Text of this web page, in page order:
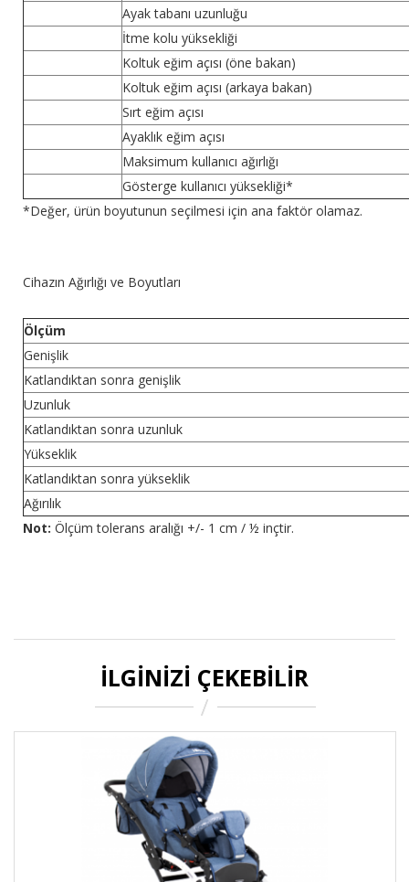
Ayak tabanı uzunluğu
İtme kolu yüksekliği
Koltuk eğim açısı (öne bakan)
Koltuk eğim açısı (arkaya bakan)
Sırt eğim açısı
Ayaklık eğim açısı
Maksimum kullanıcı ağırlığı
Gösterge kullanıcı yüksekliği*
*Değer, ürün boyutunun seçilmesi için ana faktör olamaz.
Cihazın Ağırlığı ve Boyutları
Ölçüm
Genişlik
Katlandıktan sonra genişlik
Uzunluk
Katlandıktan sonra uzunluk
Yükseklik
Katlandıktan sonra yükseklik
Ağırılık
Not: Ölçüm tolerans aralığı +/- 1 cm / ½ inçtir.
İLGINIZI ÇEKEBILIR